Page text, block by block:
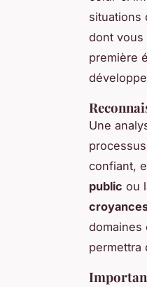
situations
dont vous
première
Une
confiant,
public ou
domaines
permettra